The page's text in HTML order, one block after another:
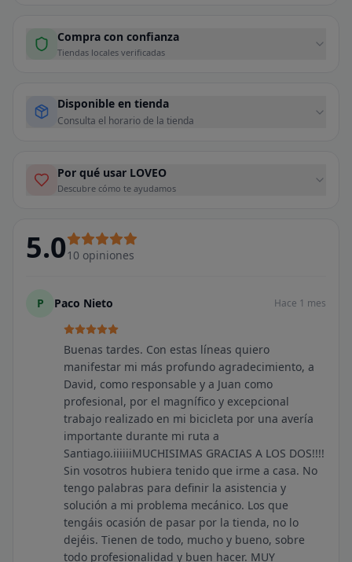
Compra con confianza
Tiendas locales verificadas
Disponible en tienda
Consulta el horario de la tienda
Por qué usar LOVEO
Descubre cómo te ayudamos
5.010 opiniones
P Paco Nieto Hace 1 mes
Buenas tardes. Con estas líneas quiero
manifestar mi más profundo agradecimiento, a
David, como responsable y a Juan como
profesional, por el magnífico y excepcional
trabajo realizado en mi bicicleta por una avería
importante durante mi ruta a
Santiago.iiiiiiMUCHISIMAS GRACIAS A LOS DOS!!!!
Sin vosotros hubiera tenido que irme a casa. No
tengo palabras para definir la asistencia y
solución a mi problema mecánico. Los que
tengáis ocasión de pasar por la tienda, no lo
dejéis. Tienen de todo, mucho y bueno, sobre
todo profesionalidad y buen hacer. MUY